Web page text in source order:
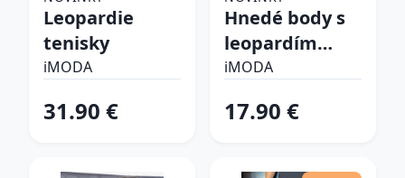
Leopardie
tenisky
iMODA
31.90 €
Hnedé body s
leopardím
vzorom
iMODA
17.90 €